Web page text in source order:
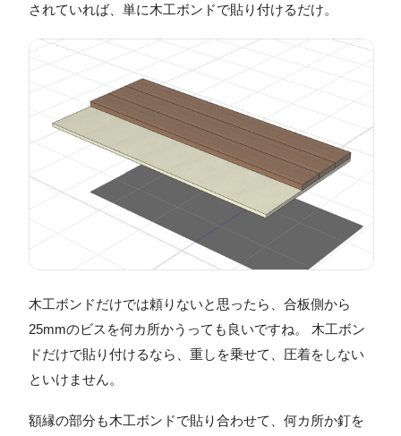
されていれば、単に木工ボンドで貼り付けるだけ。
木工ボンドだけでは頼りないと思ったら、合板側から
25mmのビスを何カ所かうっても良いですね。 木工ボン
ドだけで貼り付けるなら、重しを乗せて、圧着をしない
といけません。
額縁の部分も木工ボンドで貼り合わせて、何カ所か釘を